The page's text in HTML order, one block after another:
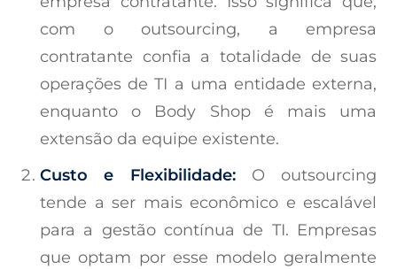
com o outsourcing, a empresa
contratante confia a totalidade de suas
operações de TI a uma entidade externa,
enquanto o Body Shop é mais uma
extensão da equipe existente.
Custo e Flexibilidade:O outsourcing
tende a ser mais econômico e escalável
para a gestão contínua de TI. Empresas
que optam por esse modelo geralmente